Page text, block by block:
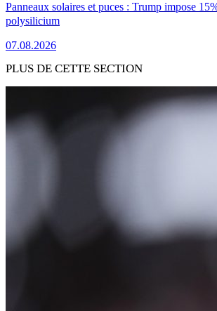
Panneaux solaires et puces : Trump impose
polysilicium
07.08.2026
PLUS DE CETTE SECTION